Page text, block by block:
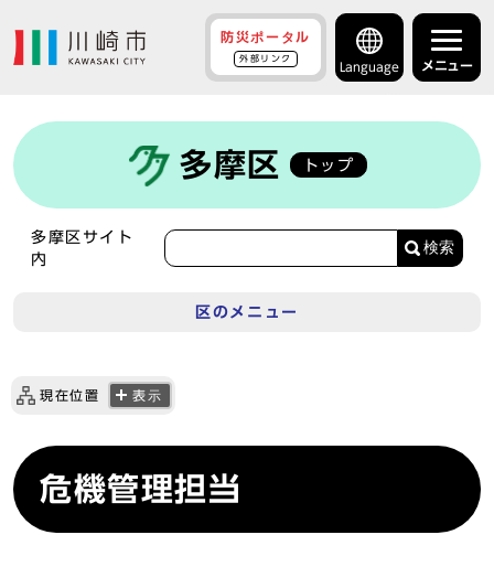
防災ポータル
外部リンク
Language メニュー
多摩区 トップ
多摩区サイト
内
検索
区のメニュー
現在位置 表示
危機管理担当